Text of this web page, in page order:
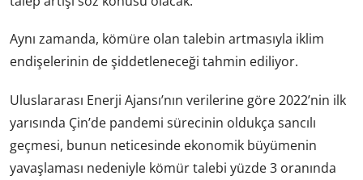
Aynı zamanda, kömüre olan talebin artmasıyla iklim
endişelerinin de şiddetleneceği tahmin ediliyor.
Uluslararası Enerji Ajansı’nın verilerine göre 2022’nin ilk
yarısında Çin’de pandemi sürecinin oldukça sancılı
geçmesi, bunun neticesinde ekonomik büyümenin
yavaşlaması nedeniyle kömür talebi yüzde 3 oranında